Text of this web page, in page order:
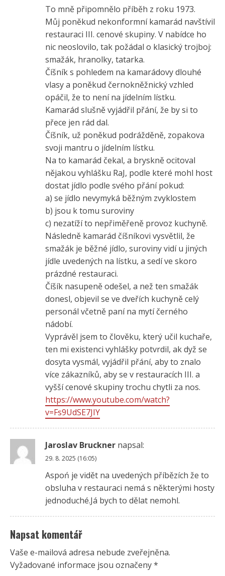
To mně připomnělo příběh z roku 1973.
Můj poněkud nekonformní kamarád navštívil
restauraci III. cenové skupiny. V nabídce ho
nic neoslovilo, tak požádal o klasický trojboj:
smažák, hranolky, tatarka.
Číšník s pohledem na kamarádovy dlouhé
vlasy a poněkud černokněžnický vzhled
opáčil, že to není na jídelním lístku.
Kamarád slušně vyjádřil přání, že by si to
přece jen rád dal.
Číšník, už poněkud podrážděně, zopakova
svoji mantru o jídelním lístku.
Na to kamarád čekal, a bryskně ocitoval
nějakou vyhlášku RaJ, podle které mohl host
dostat jídlo podle svého přání pokud:
a) se jídlo nevymyká běžným zvyklostem
b) jsou k tomu suroviny
c) nezatíží to nepřiměřeně provoz kuchyně.
Následně kamarád číšníkovi vysvětlil, že
smažák je běžné jídlo, suroviny vidí u jiných
jídle uvedených na lístku, a sedí ve skoro
prázdné restauraci.
Číšík nasupeně odešel, a než ten smažák
donesl, objevil se ve dveřích kuchyně celý
personál včetně paní na mytí černého
nádobí.
Vyprávěl jsem to člověku, který učil kuchaře,
ten mi existenci vyhlášky potvrdil, ak dyž se
dosyta vysmál, vyjádřil přání, aby to znalo
více zákazníků, aby se v restauracích III. a
vyšší cenové skupiny trochu chytli za nos.
https://www.youtube.com/watch?
v=Fs9UdSE7JIY
Jaroslav Bruckner napsal:
29. 8. 2025 (16:05)
Aspoń je vidět na uvedených příbězích že to
obsluha v restauraci nemá s některými hosty
jednoduché.Já bych to dělat nemohl.
Napsat komentář
Vaše e-mailová adresa nebude zveřejněna.
Vyžadované informace jsou označeny*